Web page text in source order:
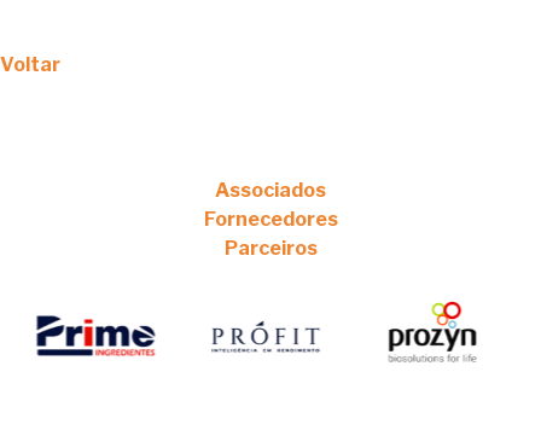
Voltar
Associados
Fornecedores
Parceiros